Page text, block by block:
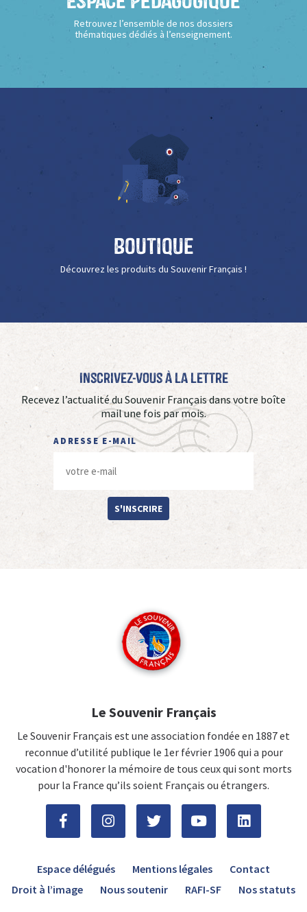
Retrouvez l’ensemble de nos dossiers
thématiques dédiés à l’enseignement.
Boutique
Découvrez les produits du Souvenir Français !
Inscrivez-vous à La Lettre
Recevez l’actualité du Souvenir Français dans votre boîte
mail une fois par mois.
ADRESSE E-MAIL
S'INSCRIRE
Le Souvenir Français
Le Souvenir Français est une association fondée en 1887 et
reconnue d’utilité publique le 1er février 1906 qui a pour
vocation d'honorer la mémoire de tous ceux qui sont morts
pour la France qu’ils soient Français ou étrangers.
Espace délégués Mentions légales
Contact
Droit à l’image
Nous soutenir RAFI-SF Nos statuts